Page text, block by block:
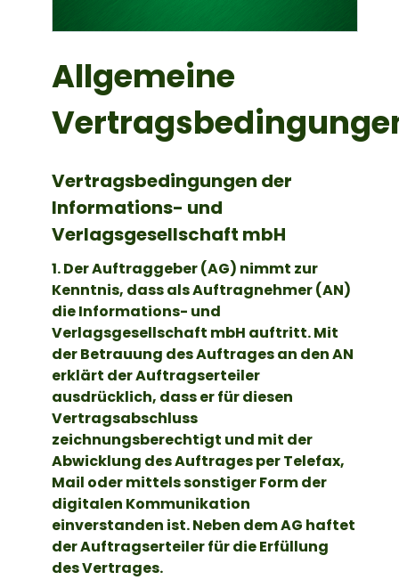
Allgemeine
Vertragsbedingungen der
Informations- und
Verlagsgesellschaft mbH
1. Der Auftraggeber (AG) nimmt zur
Kenntnis, dass als Auftragnehmer (AN)
die Informations- und
Verlagsgesellschaft mbH auftritt. Mit
der Betrauung des Auftrages an den AN
erklärt der Auftragserteiler
ausdrücklich, dass er für diesen
Vertragsabschluss
zeichnungsberechtigt und mit der
Abwicklung des Auftrages per Telefax,
Mail oder mittels sonstiger Form der
digitalen Kommunikation
einverstanden ist. Neben dem AG haftet
der Auftragserteiler für die Erfüllung
des Vertrages.